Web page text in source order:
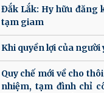
Đắk Lắk: Hy hữu đăng
tạm giam
Khi quyền lợi của người
Quy chế mới về cho
nhiệm, tạm đình chỉ